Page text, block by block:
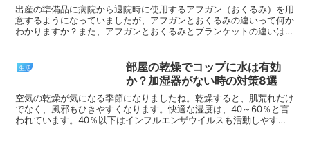
出産の準備品に病院から退院時に使用するアフガン（おくるみ）を用
意するようになっていましたが、アフガンとおくるみの違いって何か
わかりますか？また、アフガンとおくるみとブランケットの違いは何
生活
部屋の乾燥でコップに水は有効
か？加湿器がない時の対策8選
空気の乾燥が気になる季節になりましたね。乾燥すると、肌荒れだけ
でなく、風邪もひきやすくなります。快適な湿度は、40～60％と言
われています。40％以下はインフルエンザウイルスも活動しやすく